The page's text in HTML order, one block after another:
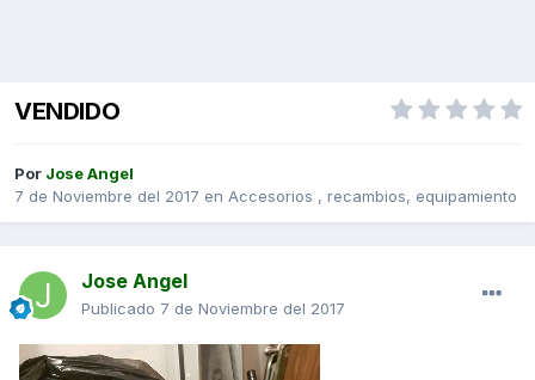
VENDIDO
Por Jose Angel
7 de Noviembre del 2017 en Accesorios , recambios, equipamiento
Jose Angel
Publicado 7 de Noviembre del 2017